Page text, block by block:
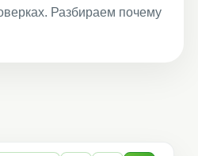
Разбираем почему